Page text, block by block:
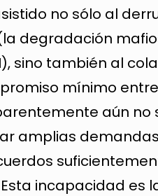
no sólo al
degradación
sino también al
mínimo
aún
amplias
incapacidad es